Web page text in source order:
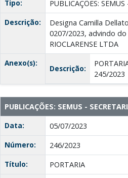
Tipo:
PUBLICAÇÕES:
Descrição:
Designa Camilla
0207/2023, advindo do
RIOCLARENSE LTDA
Anexo(s):
Descrição:
245/2023
PUBLICAÇÕES: SEMUS -
Data:
05/07/2023
Número:
246/2023
Título:
PORTARIA